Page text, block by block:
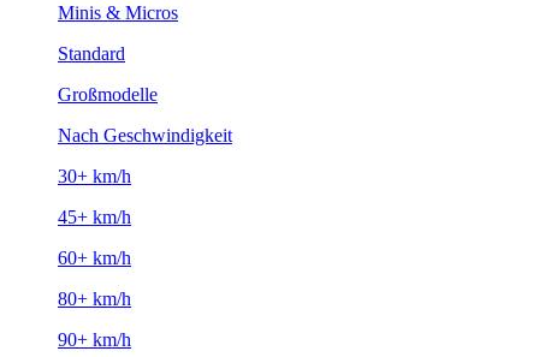
Minis & Micros
Standard
Großmodelle
Nach Geschwindigkeit
30+ km/h
45+ km/h
60+ km/h
80+ km/h
90+ km/h